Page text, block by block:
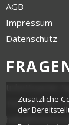
AGB
Impressum
Datenschutz
Tel.: +49 561
Zusätzliche
der